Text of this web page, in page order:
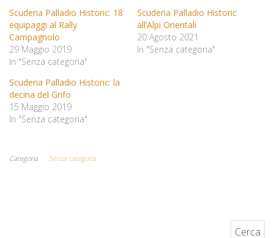
Scuderia Palladio Historic: 18
equipaggi al Rally
Campagnolo
29 Maggio 2019
In "Senza categoria"
Scuderia Palladio Historic
all’Alpi Orientali
20 Agosto 2021
In "Senza categoria"
Scuderia Palladio Historic: la
decina del Grifo
15 Maggio 2019
In "Senza categoria"
Categoria Senza categoria